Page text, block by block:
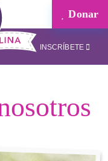
Donar
INSCRÍBETE